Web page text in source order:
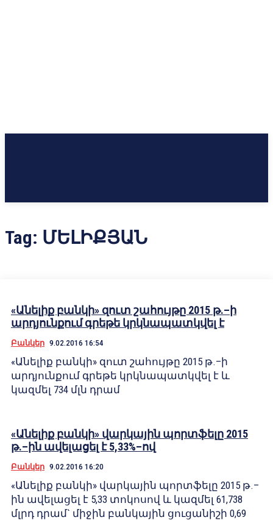
Tag: ՄԵԼԻՔՅԱՆ
«Անելիք բանկի» զուտ շահույթը 2015 թ.–ի
արդյունքում գրեթե կրկնապատկվել է
Բանկեր 9.02.2016 16:54
«Անելիք բանկի» զուտ շահույթը 2015 թ.–ի
արդյունքում գրեթե կրկնապատկվել է և
կազմել 734 մլն դրամ
«Անելիք բանկի» վարկային պորտֆելը 2015
թ.–ին ավելացել է 5,33%–ով
Բանկեր 9.02.2016 16:20
«Անելիք բանկի» վարկային պորտֆելը 2015 թ.–
ին ավելացել է 5,33 տոկոսով և կազմել 61,738
մլրդ դրամ` միջին բանկային ցուցանիշի 0,69